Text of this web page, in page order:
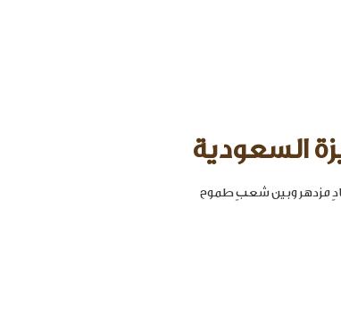
السعودية
مزدهر وبين شعبٍ طموح